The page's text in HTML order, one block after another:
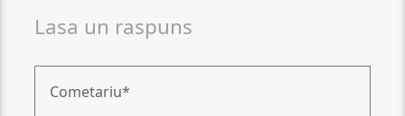
Lasa un raspuns